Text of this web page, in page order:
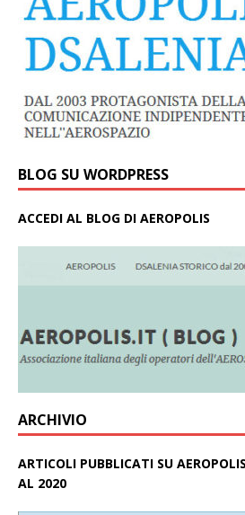
BLOG SU WORDPRESS
ACCEDI AL BLOG DI AEROPOLIS
ARCHIVIO
ARTICOLI PUBBLICATI SU
AL 2020